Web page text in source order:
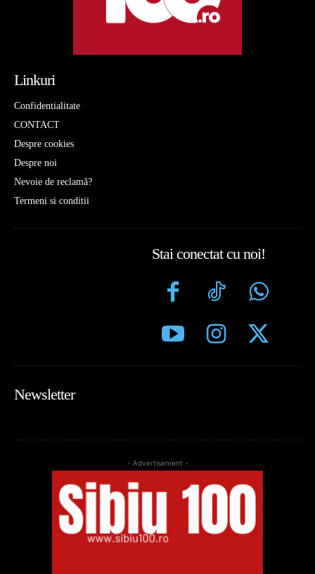
Linkuri
Confidentialitate
CONTACT
Despre cookies
Despre noi
Nevoie de reclamă?
Termeni si conditii
Stai conectat cu noi!
Newsletter
- Advertisement -